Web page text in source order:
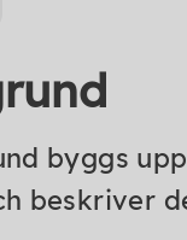
byggs
beskriver